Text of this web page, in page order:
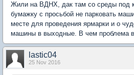
Жили на ВДНХ, дак там со среды под
бумажку с просьбой не парковать
месте для проведения ярмарки и о
машины в выходные. В чем проблема
lastic04
25 Nov 2016